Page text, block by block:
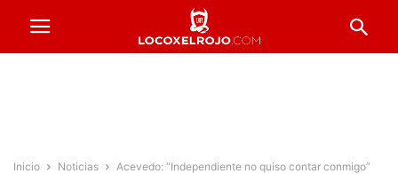
Inicio Noticias Acevedo: “Independiente no quiso contar conmigo”